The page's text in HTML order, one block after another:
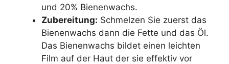
und 20% Bienenwachs.
Zubereitung: Schmelzen Sie zuerst das
Bienenwachs dann die Fette und das Öl.
Das Bienenwachs bildet einen leichten
Film auf der Haut der sie effektiv vor